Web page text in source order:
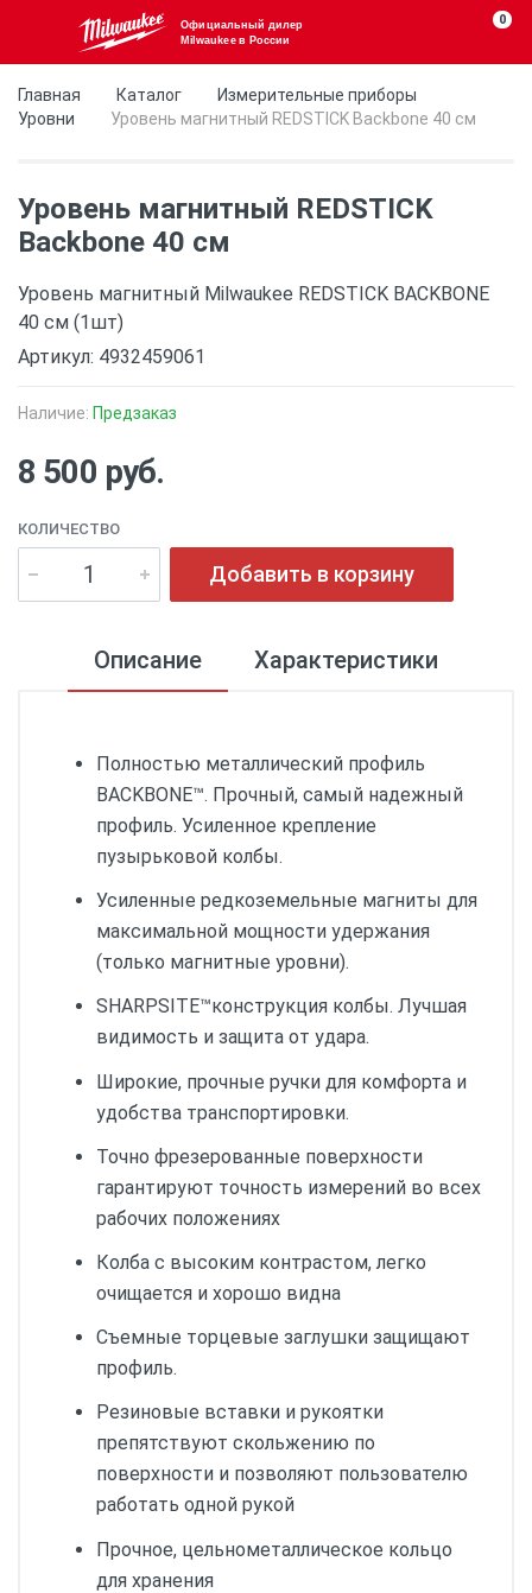
Официальный дилер
Milwaukee в России
0
Главная Каталог
Измерительные приборы
Уровни
Уровень магнитный REDSTICK Backbone 40 см
Уровень магнитный REDSTICK
Backbone 40 см
Уровень магнитный Milwaukee REDSTICK BACKBONE
40 см (1шт)
Артикул: 4932459061
Наличие: Предзаказ
8 500 руб.
КОЛИЧЕСТВО
Добавить в корзину
Описание Характеристики
Полностью металлический профиль
BACKBONE™. Прочный, самый надежный
профиль. Усиленное крепление
пузырьковой колбы.
Усиленные редкоземельные магниты для
максимальной мощности удержания
(только магнитные уровни).
SHARPSITE™конструкция колбы. Лучшая
видимость и защита от удара.
Широкие, прочные ручки для комфорта и
удобства транспортировки.
Точно фрезерованные поверхности
гарантируют точность измерений во всех
рабочих положениях
Колба с высоким контрастом, легко
очищается и хорошо видна
Съемные торцевые заглушки защищают
профиль.
Резиновые вставки и рукоятки
препятствуют скольжению по
поверхности и позволяют пользователю
работать одной рукой
Прочное, цельнометаллическое кольцо
для хранения